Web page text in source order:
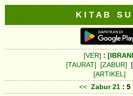
K I T A B S U
[VER] :
[TAURAT]
[ZABUR]
[ARTIKEL]
<< Zabur 21 : 5